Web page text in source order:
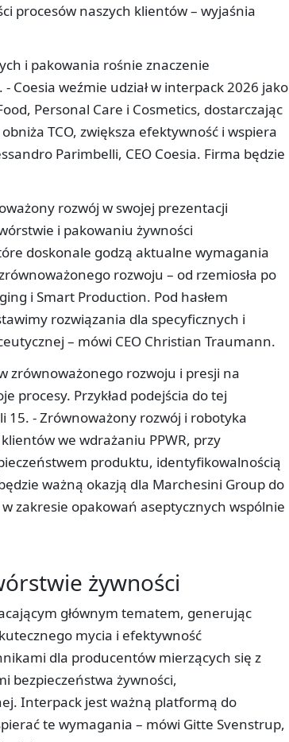
procesów naszych klientów – wyjaśnia
i pakowania rośnie znaczenie
Coesia weźmie udział w interpack 2026 jako
Personal Care i Cosmetics, dostarczając
TCO, zwiększa efektywność i wspiera
Parimbelli, CEO Coesia. Firma będzie
rozwój w swojej prezentacji
i pakowaniu żywności
doskonale godzą aktualne wymagania
rozwoju – od rzemiosła po
i Smart Production. Pod hasłem
rozwiązania dla specyficznych i
– mówi CEO Christian Traumann.
zrównoważonego rozwoju i presji na
procesy. Przykład podejścia do tej
- Zrównoważony rozwój i robotyka
we wdrażaniu PPWR, przy
produktu, identyfikowalnością
ważną okazją dla Marchesini Group do
zakresie opakowań aseptycznych wspólnie
żywności
głównym tematem, generując
mycia i efektywność
dla producentów mierzących się z
bezpieczeństwa żywności,
Interpack jest ważną platformą do
te wymagania – mówi Gitte Svenstrup,